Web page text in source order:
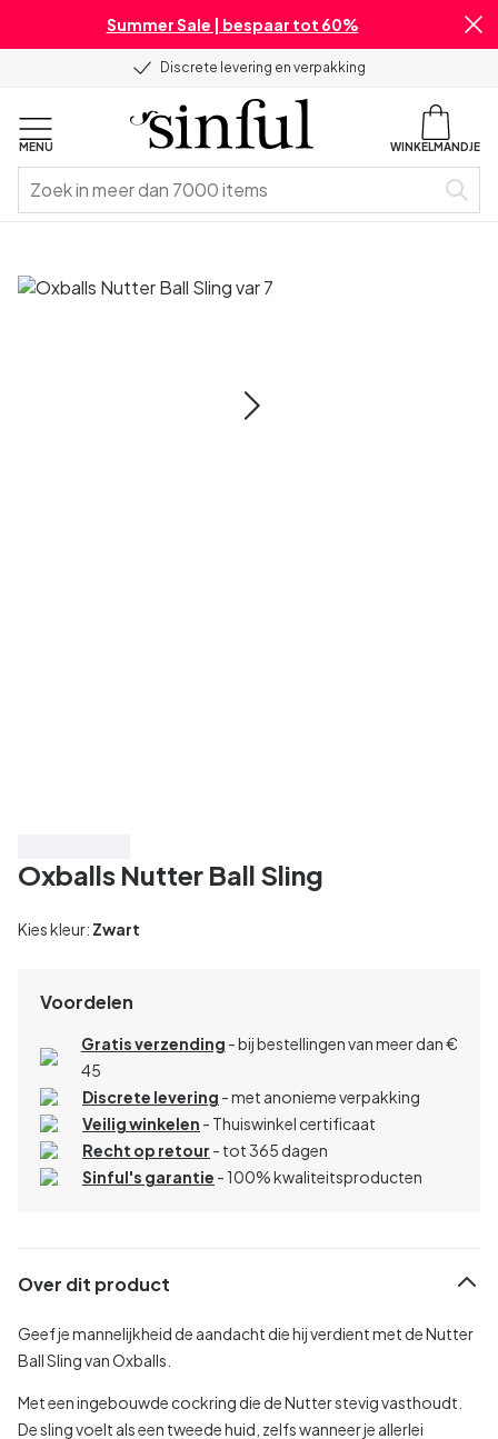
Summer Sale | bespaar tot 60%
Discrete levering en verpakking
MENU WINKELMANDJE
Oxballs Nutter Ball Sling
Kies kleur: Zwart
Voordelen
Gratis verzending - bij bestellingen van meer dan €
45
Discrete levering - met anonieme verpakking
Veilig winkelen - Thuiswinkel certificaat
Recht op retour - tot 365 dagen
Sinful's garantie - 100% kwaliteitsproducten
Over dit product
Geef je mannelijkheid de aandacht die hij verdient met de Nutter
Ball Sling van Oxballs.
Met een ingebouwde cockring die de Nutter stevig vasthoudt.
De sling voelt als een tweede huid, zelfs wanneer je allerlei